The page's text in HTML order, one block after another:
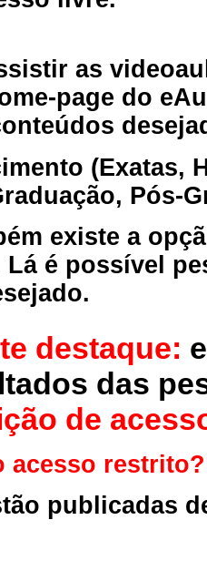
as
page do
(Exatas,
Pós-
existe a
é possível
destaque:
das
de
acesso restrito?
publicadas